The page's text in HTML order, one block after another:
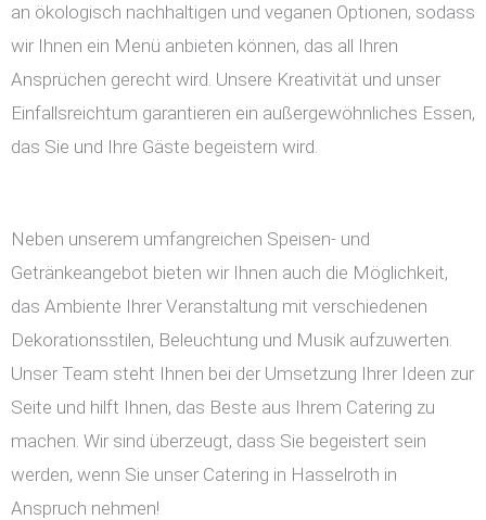
an ökologisch nachhaltigen und veganen Optionen, sodass
wir Ihnen ein Menü anbieten können, das all Ihren
Ansprüchen gerecht wird. Unsere Kreativität und unser
Einfallsreichtum garantieren ein außergewöhnliches Essen,
das Sie und Ihre Gäste begeistern wird.
Neben unserem umfangreichen Speisen- und
Getränkeangebot bieten wir Ihnen auch die Möglichkeit,
das Ambiente Ihrer Veranstaltung mit verschiedenen
Dekorationsstilen, Beleuchtung und Musik aufzuwerten.
Unser Team steht Ihnen bei der Umsetzung Ihrer Ideen zur
Seite und hilft Ihnen, das Beste aus Ihrem Catering zu
machen. Wir sind überzeugt, dass Sie begeistert sein
werden, wenn Sie unser Catering in Hasselroth in
Anspruch nehmen!